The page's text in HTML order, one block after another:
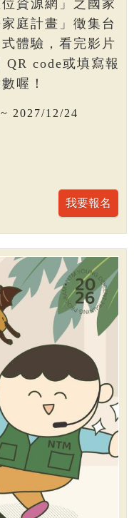
資源網」之國家
庭計畫」徵集台
體驗，看完影片
code或填寫報
喔！
2027/12/24